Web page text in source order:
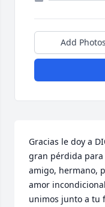
Add Photos
Gracias le doy a
gran pérdida para
amigo, hermano,
amor
unimos junto a tu